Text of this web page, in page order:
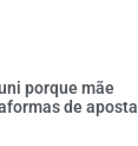
porque mãe
de aposta